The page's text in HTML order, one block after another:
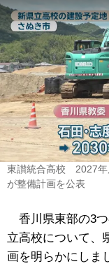
東讃統合高校 2027年
が整備計画を公表
香川県東部の3つ
立高校について、
画を明らかにしま